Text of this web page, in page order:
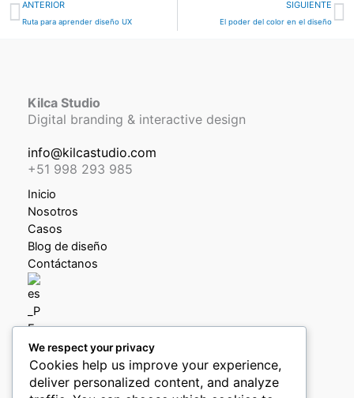
ANTERIOR
Ruta para aprender diseño UX
SIGUIENTE
El poder del color en el diseño
Kilca Studio
Digital branding & interactive design
info@kilcastudio.com
+51 998 293 985
Inicio
Nosotros
Casos
Blog de diseño
Contáctanos
Política de privacidad
Política de devoluciones y reembolsos
We respect your privacy
Cookies help us improve your experience,
deliver personalized content, and analyze